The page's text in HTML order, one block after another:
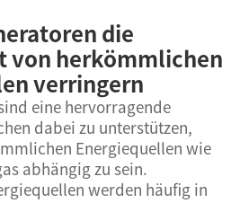
die
von herkömmlichen
verringern
eine hervorragende
dabei zu unterstützen,
Energiequellen wie
abhängig zu sein.
werden häufig in